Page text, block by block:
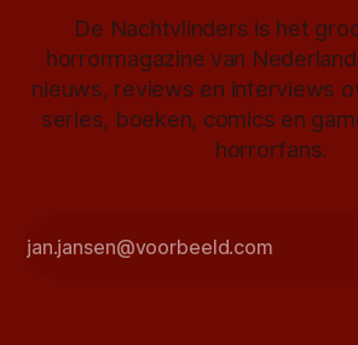
De Nachtvlinders is het
horrormagazine van
nieuws, reviews en interviews
series, boeken, comics en
horrorfans.